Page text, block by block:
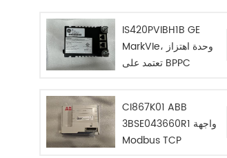
IS420PVIBH1B GE
MarkVIe، وحدة اهتزاز
تعتمد على BPPC
CI867K01 ABB
3BSE043660R1 واجهة
Modbus TCP